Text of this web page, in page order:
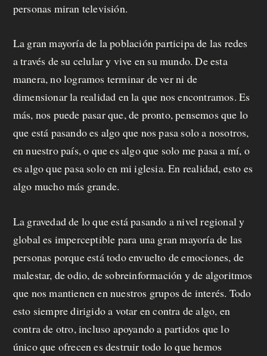
personas miran televisión.
La gran mayoría de la población participa de las redes
a través de su celular y vive en su mundo. De esta
manera, no logramos terminar de ver ni de
dimensionar la realidad en la que nos encontramos. Es
más, nos puede pasar que, de pronto, pensemos que lo
que está pasando es algo que nos pasa solo a nosotros,
en nuestro país, o que es algo que solo me pasa a mí, o
es algo que pasa solo en mi iglesia. En realidad, esto es
algo mucho más grande.
La gravedad de lo que está pasando a nivel regional y
global es imperceptible para una gran mayoría de las
personas porque está todo envuelto de emociones, de
malestar, de odio, de sobreinformación y de algoritmos
que nos mantienen en nuestros grupos de interés. Todo
esto siempre dirigido a votar en contra de algo, en
contra de otro, incluso apoyando a partidos que lo
único que ofrecen es destruir todo lo que hemos